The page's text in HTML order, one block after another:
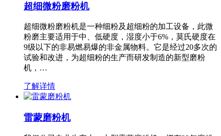
超细微粉磨粉机
超细微粉磨粉机是一种细粉及超细粉的加工设备，此微
粉磨主要适用于中、低硬度，湿度小于6%，莫氏硬度在
9级以下的非易燃易爆的非金属物料。它是经过20多次的
试验和改进，为超细粉的生产而研发制造的新型磨粉
机，…
了解详情
雷蒙磨粉机